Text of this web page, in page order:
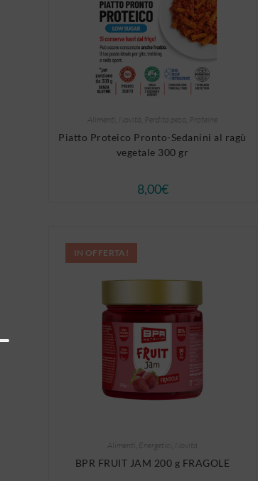
Alimenti Novità Perdita peso Proteine
Piatto Proteico Pronto-Sedanini al ragù
vegetale 300 gr
8,00€
IN OFFERTA!
Alimenti Energetici Novità
BPR FRUIT JAM 200 g FRAGOLE